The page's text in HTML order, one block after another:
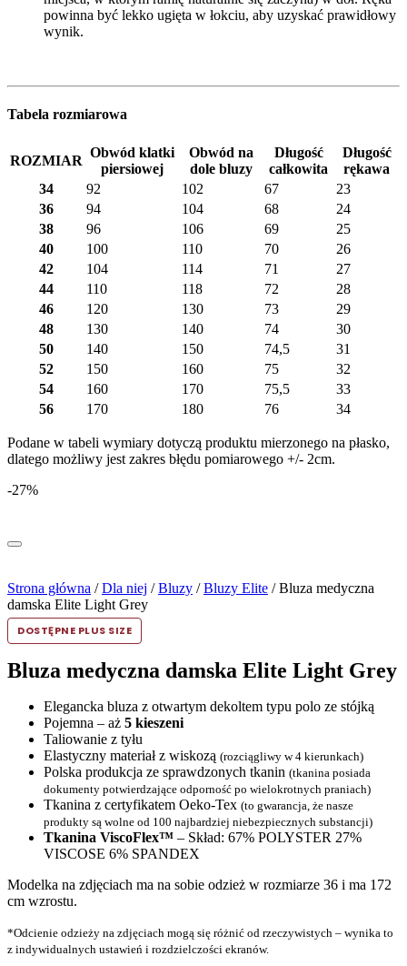
powinna być lekko ugięta w łokciu, aby uzyskać prawidłowy
wynik.
Tabela rozmiarowa
ROZMIAR
Obwód klatki
piersiowej
Obwód na
dole bluzy
Długość
całkowita
Długość
rękawa
34
92 102 67
23
36
94 104 68
24
38
96 106 69
25
40
100 110 70
26
42
104 114 71
27
44
110 118 72
28
46
120 130 73
29
48
130 140 74
30
50
140 150 74,5
31
52
150 160 75
32
54
160 170 75,5
33
56
170 180 76 34
Podane w tabeli wymiary dotyczą produktu mierzonego na płasko,
dlatego możliwy jest zakres błędu pomiarowego +/- 2cm.
-27%
Strona główna /Dla niej /Bluzy /Bluzy Elite / Bluza medyczna
damska Elite Light Grey
DOSTĘPNE PLUS SIZE
Bluza medyczna damska Elite Light Grey
Elegancka bluza z otwartym dekoltem typu polo ze stójką
Pojemna – aż 5 kieszeni
Taliowanie z tyłu
Elastyczny materiał z wiskozą (rozciągliwy w 4 kierunkach)
Polska produkcja ze sprawdzonych tkanin (tkanina posiada
dokumenty potwierdzające odporność po wielokrotnych praniach)
Tkanina z certyfikatem Oeko-Tex (to gwarancja, że nasze
produkty są wolne od 100 najbardziej niebezpiecznych substancji)
Tkanina ViscoFlex™ – Skład: 67% POLYSTER 27%
VISCOSE 6% SPANDEX
Modelka na zdjęciach ma na sobie odzież w rozmiarze 36 i ma 172
cm wzrostu.
*Odcienie odzieży na zdjęciach mogą się różnić od rzeczywistych – wynika to
z indywidualnych ustawień i rozdzielczości ekranów.